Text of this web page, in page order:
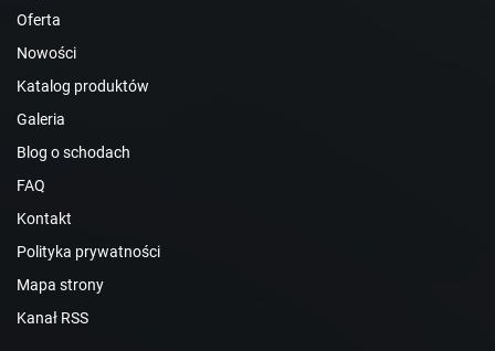
Oferta
Nowości
Katalog produktów
Galeria
Blog o schodach
FAQ
Kontakt
Polityka prywatności
Mapa strony
Kanał RSS